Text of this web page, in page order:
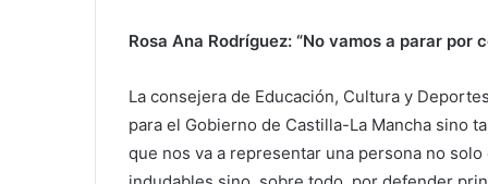
Rosa Ana Rodríguez: “No vamos a parar por
La consejera de Educación, Cultura y
para el Gobierno de Castilla-La Mancha sino
que nos va a representar una persona no